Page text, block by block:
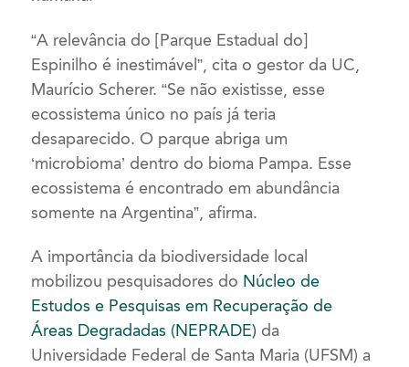
“A relevância do [Parque Estadual do]
Espinilho é inestimável”, cita o gestor da UC,
Maurício Scherer. “Se não existisse, esse
ecossistema único no país já teria
desaparecido. O parque abriga um
‘microbioma’ dentro do bioma Pampa. Esse
ecossistema é encontrado em abundância
somente na Argentina”, afirma.
A importância da biodiversidade local
mobilizou pesquisadores do Núcleo de
Estudos e Pesquisas em Recuperação de
Áreas Degradadas (NEPRADE) da
Universidade Federal de Santa Maria (UFSM) a